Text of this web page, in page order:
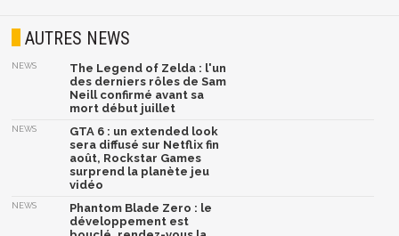
AUTRES NEWS
NEWS
The Legend of Zelda : l'un
des derniers rôles de Sam
Neill confirmé avant sa
mort début juillet
NEWS
GTA 6 : un extended look
sera diffusé sur Netflix fin
août, Rockstar Games
surprend la planète jeu
vidéo
NEWS
Phantom Blade Zero : le
développement est